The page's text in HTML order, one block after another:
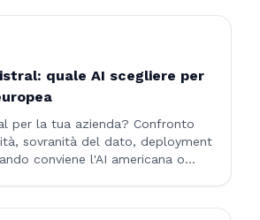
quale AI scegliere per
per la tua azienda? Confronto
sovranità del dato, deployment
conviene l'AI americana o